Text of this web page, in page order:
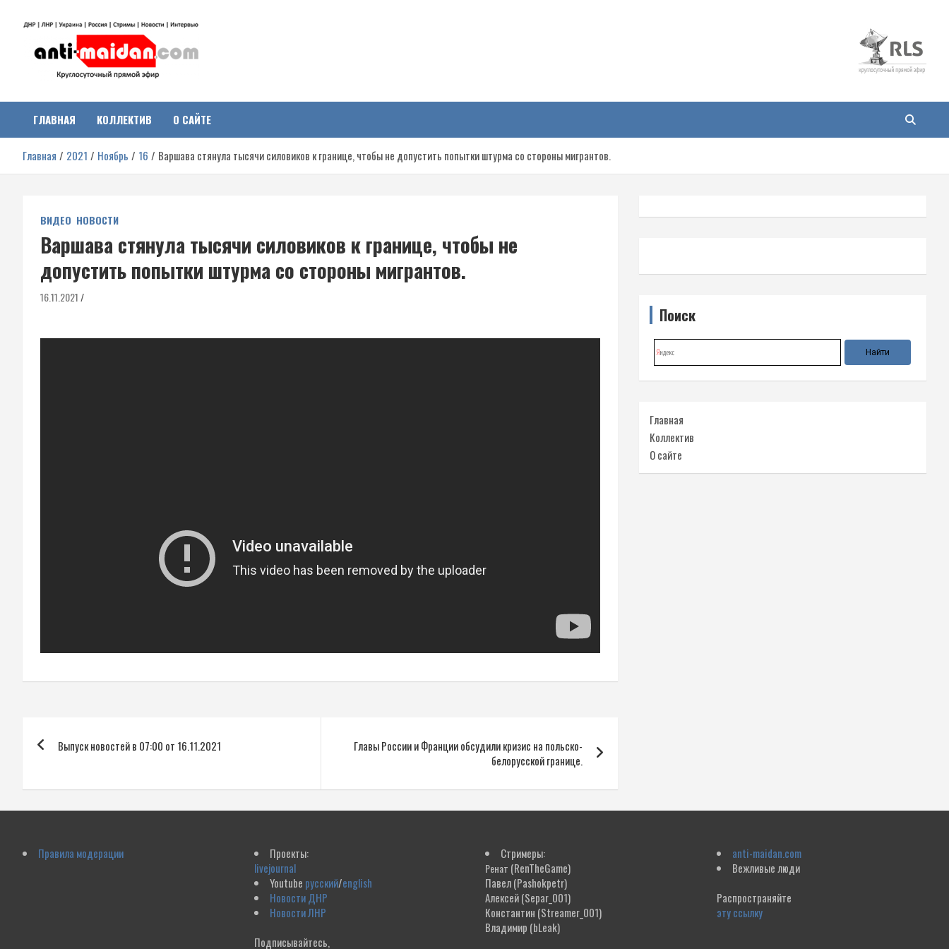
Антимайдан:
Гражданская война на
Украине
о гражданской войне на Украине, включая события в Новороссии,
ДНР, ЛНР и других регионах.
ГЛАВНАЯ КОЛЛЕКТИВ О САЙТЕ
Главная 2021 Ноябрь 16 Варшава стянула тысячи силовиков к границе, чтобы не допустить попытки штурма со стороны мигрантов.
ВИДЕО НОВОСТИ
Варшава стянула тысячи силовиков к границе, чтобы не
допустить попытки штурма со стороны мигрантов.
16.11.2021
Навигация
по
записям
Выпуск новостей в 07:00 от 16.11.2021
Главы России и Франции обсудили кризис на польско-
белорусской границе.
Поиск
Главная
Коллектив
О сайте
Правила модерации
Проекты:
livejournal
Youtube русский/english
Новости ДНР
Новости ЛНР
Подписывайтесь,
Стримеры:
Ренат (RenTheGame)
Павел(Pashokpetr)
Алексей(Separ_001)
Константин (Streamer_001)
Владимир (bLeak)
anti-maidan.com
Вежливые люди
Распространяйте
эту ссылку